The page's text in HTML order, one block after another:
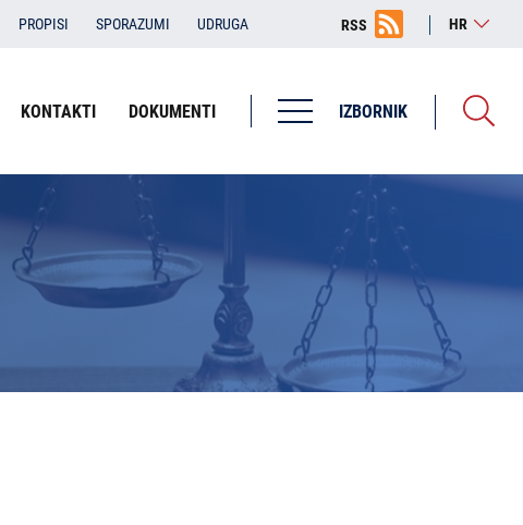
PROPISI SPORAZUMI UDRUGA HR
RSS
IZBORNIK
Županijska državna odvjetništva
ŽDO Bjelovar
ŽDO Dubrovnik
ŽDO Karlovac
ŽDO Pula - Pola
KONTAKTI DOKUMENTI